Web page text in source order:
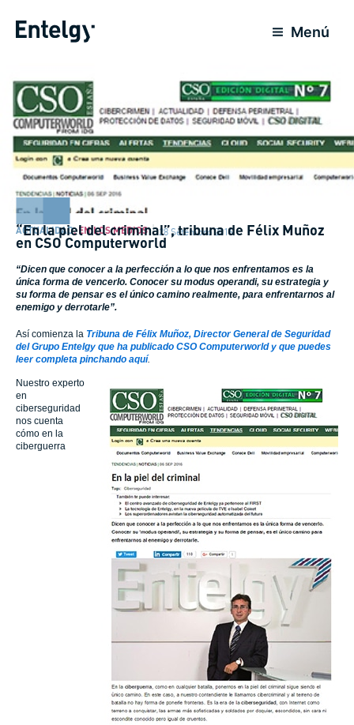
para
Menú
ACTUALIDAD,EN LOS MEDIOS 28 Setembro 2016
“En la piel del criminal”, tribuna de Félix Muñoz
en CSO Computerworld
“Dicen que conocer a la perfección a lo que nos enfrentamos es la
única forma de vencerlo. Conocer su modus operandi, su estrategia y
su forma de pensar es el único camino realmente, para enfrentarnos al
enemigo y derrotarle”.
Así comienza la Tribuna de Félix Muñoz, Director General de Seguridad
del Grupo Entelgy que ha publicado CSO Computerworld y que puedes
leer completa pinchando aquí.
Nuestro experto
en
ciberseguridad
nos cuenta
cómo en la
ciberguerra